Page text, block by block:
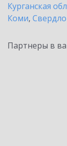
Курганская
Коми,
Партнеры в